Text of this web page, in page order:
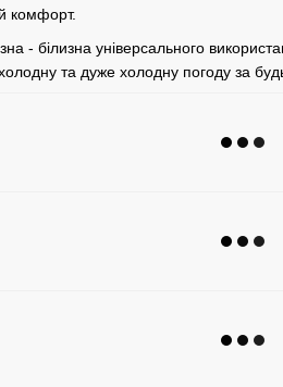
комфорт.
- білизна універсального
та дуже холодну погоду за